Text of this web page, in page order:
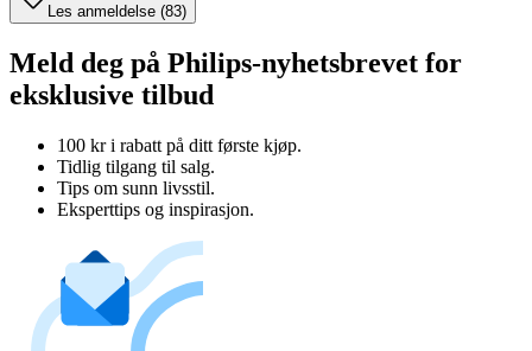
Les anmeldelse (83)
Meld deg på Philips-nyhetsbrevet for
eksklusive tilbud
100 kr i rabatt på ditt første kjøp.
Tidlig tilgang til salg.
Tips om sunn livsstil.
Eksperttips og inspirasjon.